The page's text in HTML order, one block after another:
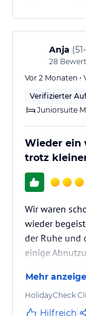
Anja (
28
Vor 2 Monaten •
Verifizierter
Juniorsuite
Wieder ein
trotz
Wir waren
wieder
der Ruhe und
einige
aber wir
erholsamen
Mehr
HolidayCheck
Hilfreich